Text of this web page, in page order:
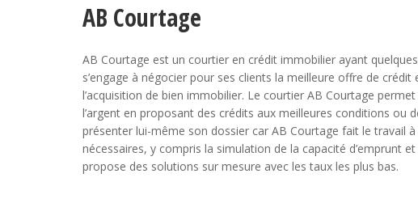
AB Courtage
AB Courtage est un courtier en crédit immobilier ayant
s’engage à négocier pour ses clients la meilleure offre de
l’acquisition de bien immobilier. Le courtier AB Courtage
l’argent en proposant des crédits aux meilleures conditions ou
présenter lui-même son dossier car AB Courtage fait le travail
nécessaires, y compris la simulation de la capacité d’emprunt
propose des solutions sur mesure avec les taux les plus bas.